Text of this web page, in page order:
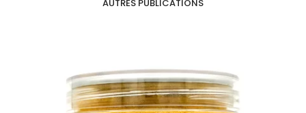
AUTRES PUBLICATIONS